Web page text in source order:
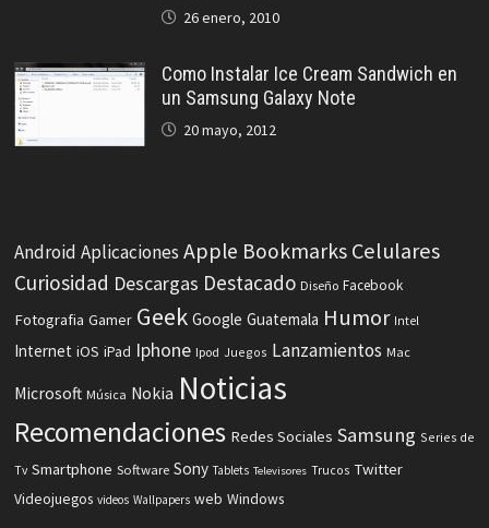
26 enero, 2010
Como Instalar Ice Cream Sandwich en
un Samsung Galaxy Note
20 mayo, 2012
Android Aplicaciones Apple Bookmarks Celulares
Curiosidad Descargas Destacado Diseño Facebook
Fotografia Gamer Geek Google Guatemala Humor Intel
Internet iOS iPad Iphone Ipod Juegos Lanzamientos Mac
Microsoft Música Nokia Noticias
Recomendaciones Redes Sociales Samsung Series de
Tv Smartphone Software Sony Tablets Televisores Trucos Twitter
Videojuegos videos Wallpapers web Windows